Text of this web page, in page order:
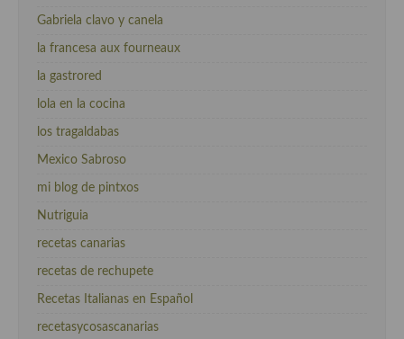
Gabriela clavo y canela
la francesa aux fourneaux
la gastrored
lola en la cocina
los tragaldabas
Mexico Sabroso
mi blog de pintxos
Nutriguia
recetas canarias
recetas de rechupete
Recetas Italianas en Español
recetasycosascanarias